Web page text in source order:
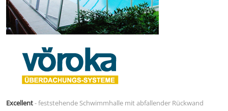
Excellent- feststehende Schwimmhalle mit abfallender Rückwand